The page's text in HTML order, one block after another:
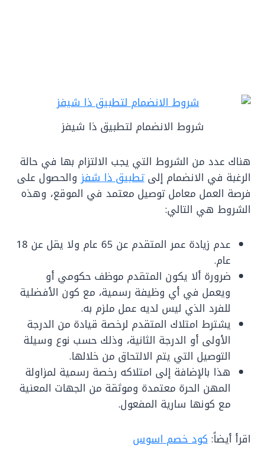
شروط الانضمام لتطبيق ذا شيفز
هناك عدد من الشروط التي يجب الالتزام بها في حالة
الرغبة في الانضمام إلىتطبيق ذا شفز والحصول على
فرصة العمل معامل توصيل معتمد في الموقع، وهذه
الشروط هي التالي:
عدم زيادة عمر المتقدم عن 65 عام ولا يقل عن 18
عام.
ضرورة ألا يكون المتقدم موظف حكومي أو
ويعمل في أي وظيفة رسمية، مع كون الأفضلية
للفرد الذي ليس لديه عمل ملزم به.
يشترط امتلاك المتقدم لرخصة قيادة من الدرجة
الأولى أو الدرجة الثانية، وذلك حسب نوع وسيلة
التوصيل التي يتم الالتحاق من خلالها.
هذا بالإضافة إلى امتلاكه رخصة رسمية لمزاولة
المهن الحرة معتمدة وموثقة من الجهات المعنية
مع كونها سارية المفعول.
اقرأ أيضاً: كود خصم اسوس